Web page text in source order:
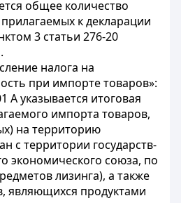
общее количество
к декларации
3 статьи 276-20
налога на
при импорте товаров»:
А указывается итоговая
импорта товаров,
на территорию
с территории государств-
экономического союза, по
лизинга), а также
являющихся продуктами